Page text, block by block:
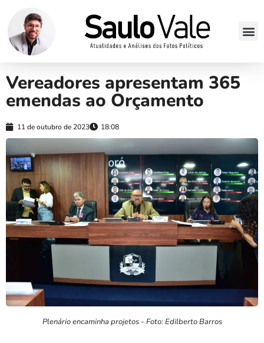
Vereadores apresentam 365
emendas ao Orçamento
11 de outubro de 2023 18:08
Plenário encaminha projetos - Foto: Edilberto Barros